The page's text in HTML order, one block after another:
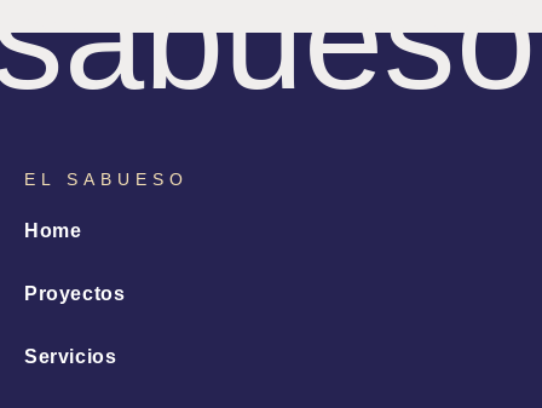
EL SABUESO
Home
Proyectos
Servicios